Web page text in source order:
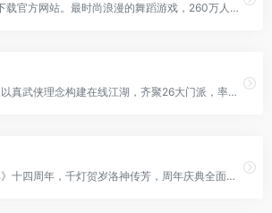
《QQ炫舞》下载官方网站。最时尚浪漫的舞蹈游戏，260万人同时在线陪你一起舞动青春。QQ炫舞有着最丰富的模式和玩法，最浪漫的交友平台，最华丽精美的画面表现，最紧跟潮流的版本开发迭代节奏，持续不断的为千万炫舞玩家，提供着最优质的游戏体验！更有全新真人视频秀平台炫舞梦工厂助您实现明星梦！
《九阴真经》以真武侠理念构建在线江湖，齐聚26大门派，率先开创轻功打斗、全自由空中打斗、无等级离线修炼、创新PK、江湖奇遇等一系列划武侠网游时代先河的元素，在大明时代还原了一个真实恢弘的武侠世界。
《新天龙八部》十四周年，千灯贺岁洛神传芳，周年庆典全面开启！讲述牡丹传奇故事，全新技术打造华美限定时装！海量周年福利上线领取。